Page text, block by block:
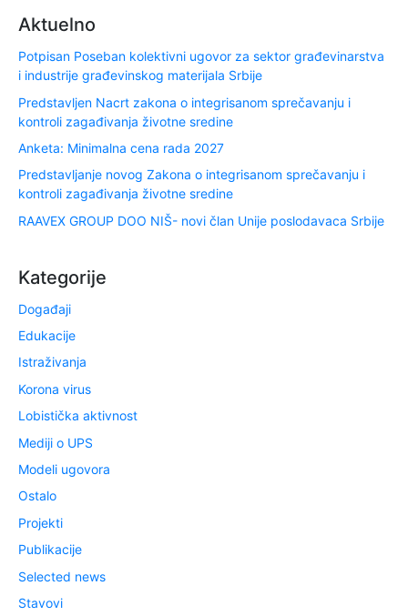
Aktuelno
Potpisan Poseban kolektivni ugovor za sektor građevinarstva
i industrije građevinskog materijala Srbije
Predstavljen Nacrt zakona o integrisanom sprečavanju i
kontroli zagađivanja životne sredine
Anketa: Minimalna cena rada 2027
Predstavljanje novog Zakona o integrisanom sprečavanju i
kontroli zagađivanja životne sredine
RAAVEX GROUP DOO NIŠ- novi član Unije poslodavaca Srbije
Kategorije
Događaji
Edukacije
Istraživanja
Korona virus
Lobistička aktivnost
Mediji o UPS
Modeli ugovora
Ostalo
Projekti
Publikacije
Selected news
Stavovi